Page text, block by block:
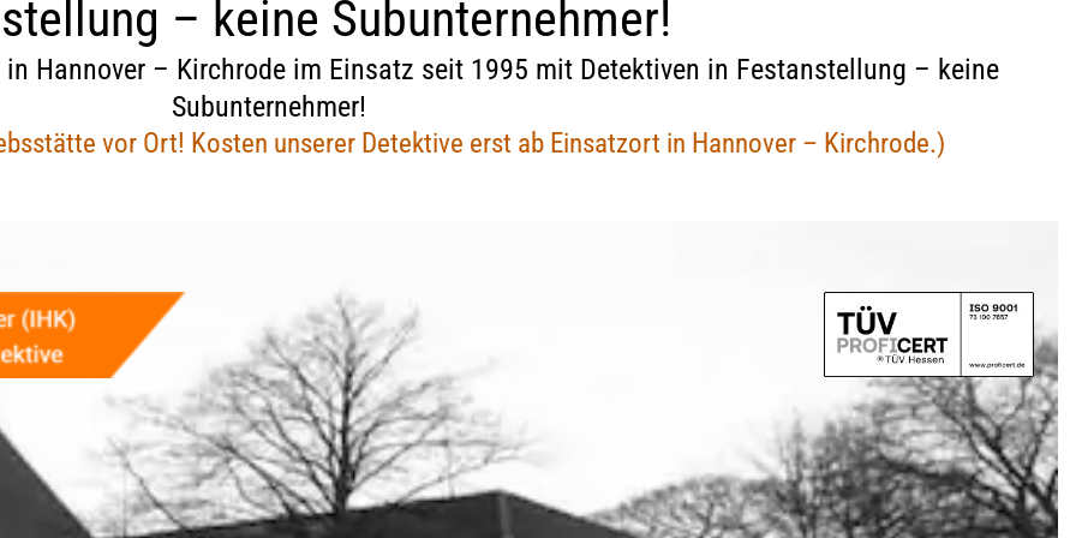
Aufent­halts­be­stim­mungs­
| Kindesentzug
| vermisste Personen
Bonitätsermittlung
Drohbriefe Lügendetektortest/Polygraphentest
bei
Compliance
Illegale Müllentsorgung Bewerberüberprüfung
Lügendetektortest/Polygraphentest
– keine Subunternehmer!
Hannover – Kirchrode im Einsatz seit 1995 mit Detektiven in Festanstellung – keine
Subunternehmer!
vor Ort! Kosten unserer Detektive erst ab Einsatzort in Hannover – Kirchrode.)